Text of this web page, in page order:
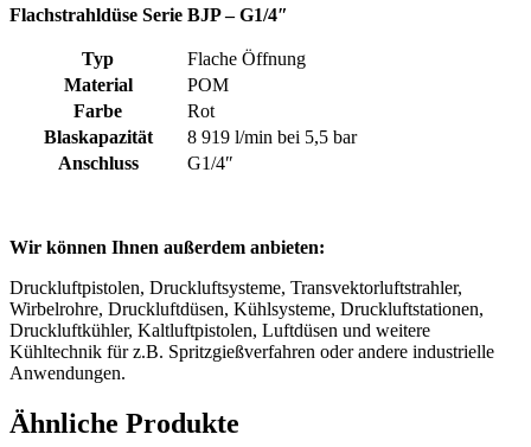
Flachstrahldüse Serie BJP – G1/4″
Typ
Flache Öffnung
Material
POM
Farbe
Rot
Blaskapazität
8 919 l/min bei 5,5 bar
Anschluss
G1/4″
Wir können Ihnen außerdem anbieten:
Druckluftpistolen, Druckluftsysteme, Transvektorluftstrahler,
Wirbelrohre, Druckluftdüsen, Kühlsysteme, Druckluftstationen,
Druckluftkühler, Kaltluftpistolen, Luftdüsen und weitere
Kühltechnik für z.B. Spritzgießverfahren oder andere industrielle
Anwendungen.
Ähnliche Produkte